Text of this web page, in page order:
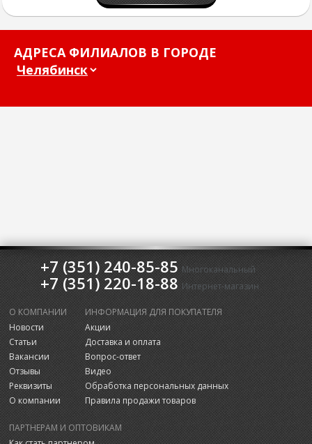
АДРЕСА ФИЛИАЛОВ В ГОРОДЕ
+7 (351) 240-85-85 Многоканальный
+7 (351) 220-18-88 Интернет-магазин
О КОМПАНИИ
Новости
Статьи
Вакансии
Отзывы
Реквизиты
О компании
ИНФОРМАЦИЯ ДЛЯ ПОКУПАТЕЛЯ
Акции
Доставка и оплата
Вопрос-ответ
Видео
Обработка персональных данных
Правила продажи товаров
ПАРТНЕРАМ И ОПТОВИКАМ